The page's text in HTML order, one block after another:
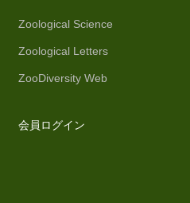
Zoological Science
Zoological Letters
ZooDiversity Web
会員ログイン